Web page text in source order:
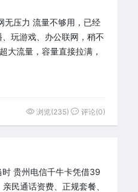
无压力 流量不够用，已经
玩游戏、办公联网，稍不
大流量，容量直接拉满，
浏览(235) 评论(0)
贵州电信千牛卡凭借39
民通话资费、正规套餐、